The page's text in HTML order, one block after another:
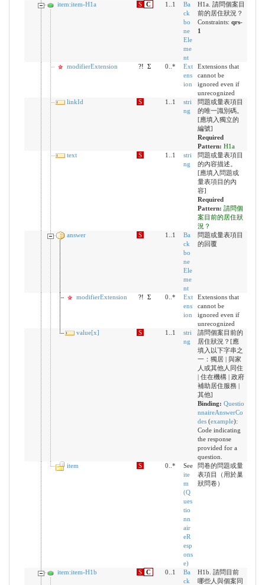
item:item-H1a S C 1..1
Ba
ck
bo
ne
Ele
me
nt
H1a. 請問個案目
前的居住狀況？
Constraints: qrs-
1
modifierExtension ?! Σ 0..*
Ext
ens
ion
Extensions that
cannot be
ignored even if
unrecognized
linkId
S 1..1
stri
ng
問題或量表項目
的唯一識別碼。
[應填入獨立的
編號]
Required
Pattern: H1a
text
S 1..1
stri
ng
問題或量表項目
的內容描述。
[應填入問題或
量表項目的內
容]
Required
Pattern: 請問個
案目前的居住狀
況？
answer
S 1..1
Ba
ck
bo
ne
Ele
me
nt
問題或量表項目
的回覆
modifierExtension ?! Σ 0..*
Ext
ens
ion
Extensions that
cannot be
ignored even if
unrecognized
value[x]
S 1..1
stri
ng
請問個案目前的
居住狀況？[應
填入以下字串之
一：獨居 | 與家
人或其他人同住
| 住在機構 | 政府
補助居住服務 |
其他]
Binding: Questio
nnaireAnswerCo
des(example):
Code indicating
the response
provided for a
question.
item
S 0..*
See
ite
m
(Q
ues
tio
nn
air
eR
esp
ons
e)
問卷的問題或量
表項目（用於巢
狀問卷）
item:item-H1b S C 0..1
Ba
ck
H1b. 請問目前
哪些人與個案同